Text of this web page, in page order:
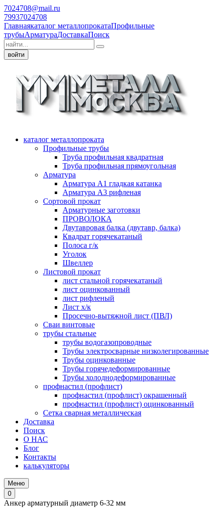
7024708@mail.ru
79937024708
Главнаякаталог металлопрокатаПрофильные
трубыАрматураДоставкаПоиск
войти
каталог металлопроката
Профильные трубы
Труба профильная квадратная
Труба профильная прямоугольная
Арматура
Арматура А1 гладкая катанка
Арматура А3 рифленая
Сортовой прокат
Арматурные заготовки
ПРОВОЛОКА
Двутавровая балка (двутавр, балка)
Квадрат горячекатаный
Полоса г/к
Уголок
Швеллер
Листовой прокат
лист стальной горячекатаный
лист оцинкованный
лист рифленый
Лист х/к
Просечно-вытяжной лист (ПВЛ)
Сваи винтовые
трубы стальные
трубы водогазопроводные
Трубы электросварные низколегированные
Трубы оцинкованные
Трубы горячедеформированные
Трубы холоднодеформированные
профнастил (профлист)
профнастил (профлист) окрашенный
профнастил (профлист) оцинкованный
Сетка сварная металлическая
Доставка
Поиск
О НАС
Блог
Контакты
калькуляторы
Меню
0
Анкер арматурный диаметр 6-32 мм